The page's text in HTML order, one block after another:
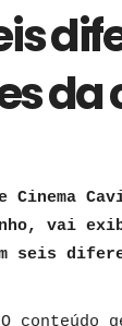
da
Cinema
vai
seis